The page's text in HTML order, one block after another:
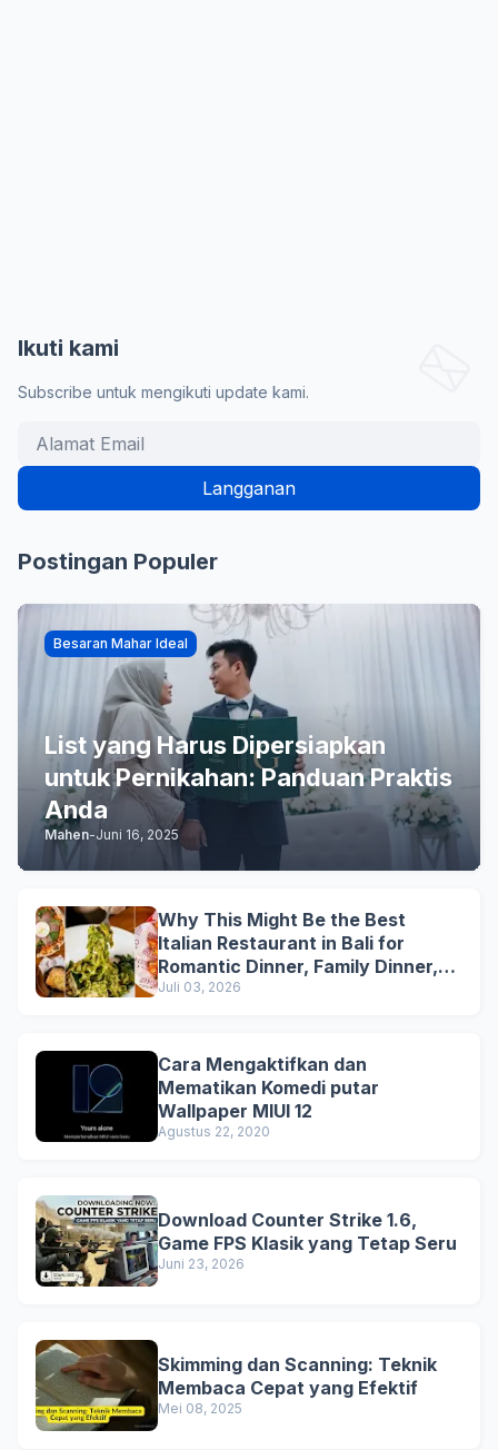
Ikuti kami
Subscribe untuk mengikuti update kami.
Postingan Populer
Besaran Mahar Ideal
List yang Harus Dipersiapkan
untuk Pernikahan: Panduan Praktis
Anda
Mahen-Juni 16, 2025
Why This Might Be the Best
Italian Restaurant in Bali for
Romantic Dinner, Family Dinner,
and Business Lunch
Juli 03, 2026
Cara Mengaktifkan dan
Mematikan Komedi putar
Wallpaper MIUI 12
Agustus 22, 2020
Download Counter Strike 1.6,
Game FPS Klasik yang Tetap Seru
Juni 23, 2026
Skimming dan Scanning: Teknik
Membaca Cepat yang Efektif
Mei 08, 2025